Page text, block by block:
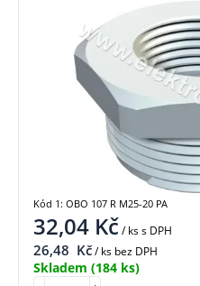
32,04 Kč/ kss DPH
26,48 Kč/ ks bez DPH
Skladem (184 ks)
Kód 1: OBO 107 R M25-20 PA